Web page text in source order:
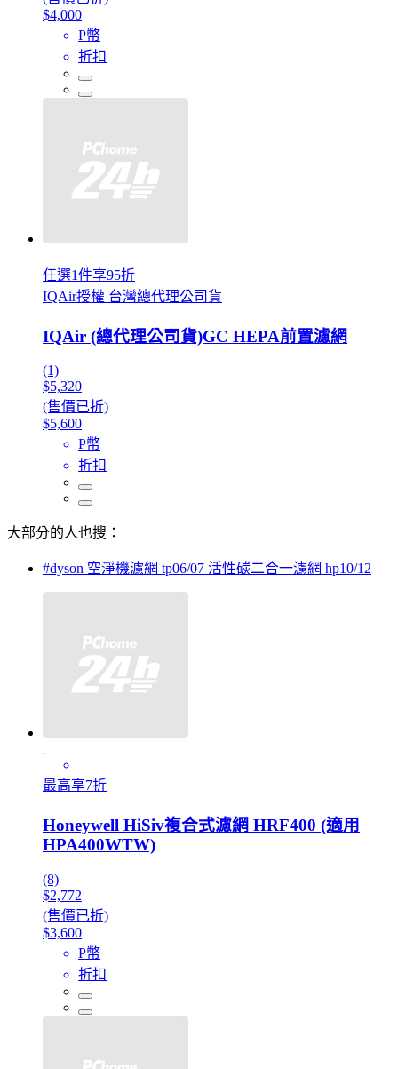
$4,000
P幣
折扣
任選1件享95折
IQAir授權 台灣總代理公司貨
IQAir (總代理公司貨)GC HEPA前置濾網
(1)
$5,320
(售價已折)
$5,600
P幣
折扣
大部分的人也搜：
#dyson 空淨機濾網 tp06/07 活性碳二合一濾網 hp10/12
最高享7折
Honeywell HiSiv複合式濾網 HRF400 (適用
HPA400WTW)
(8)
$2,772
(售價已折)
$3,600
P幣
折扣